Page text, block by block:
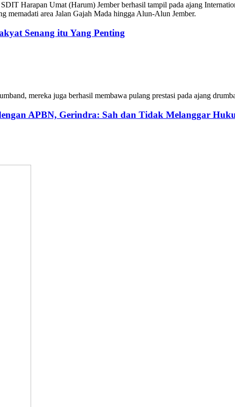
Harapan Umat (Harum) Jember berhasil tampil pada ajang
memadati area Jalan Gajah Mada hingga Alun-Alun Jember.
Senang itu Yang Penting
mereka juga berhasil membawa pulang prestasi pada ajang
APBN, Gerindra: Sah dan Tidak Melanggar